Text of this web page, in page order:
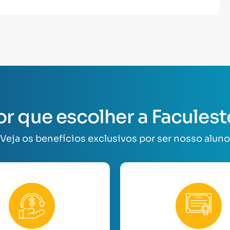
que escolher a
Veja os benefícios exclusivos por ser nosso aluno